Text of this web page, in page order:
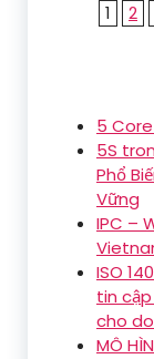
1 2
5
5S
Phổ
Vững
IPC –
ISO
tin
cho
MÔ